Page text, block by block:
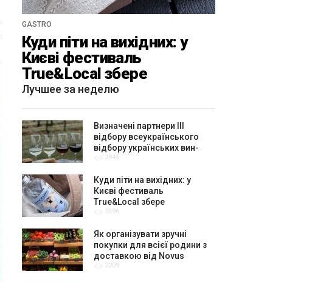
GASTRO
Куди піти на вихідних: у
Києві фестиваль
True&Local збере
крафтярів, лекторів і гурт
«ЩукаРиба»
Лучшее за неделю
Визначені партнери ІІІ
відбору всеукраїнського
відбору українських вин-
амбасадорів
2846
Куди піти на вихідних: у
Києві фестиваль
True&Local збере
крафтярів, лекторів і гурт
2396
Як організувати зручні
покупки для всієї родини з
доставкою від Novus
2209